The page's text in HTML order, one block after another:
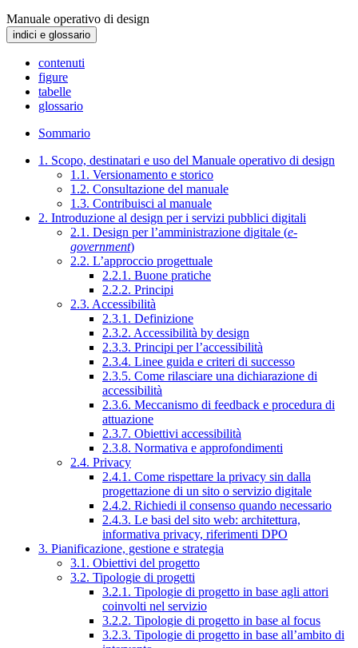
Manuale operativo di design
indici e glossario
contenuti
figure
tabelle
glossario
Sommario
1. Scopo, destinatari e uso del Manuale operativo di design
1.1. Versionamento e storico
1.2. Consultazione del manuale
1.3. Contribuisci al manuale
2. Introduzione al design per i servizi pubblici digitali
2.1. Design per l’amministrazione digitale (e-
government)
2.2. L’approccio progettuale
2.2.1. Buone pratiche
2.2.2. Principi
2.3. Accessibilità
2.3.1. Definizione
2.3.2. Accessibilità by design
2.3.3. Principi per l’accessibilità
2.3.4. Linee guida e criteri di successo
2.3.5. Come rilasciare una dichiarazione di
accessibilità
2.3.6. Meccanismo di feedback e procedura di
attuazione
2.3.7. Obiettivi accessibilità
2.3.8. Normativa e approfondimenti
2.4. Privacy
2.4.1. Come rispettare la privacy sin dalla
progettazione di un sito o servizio digitale
2.4.2. Richiedi il consenso quando necessario
2.4.3. Le basi del sito web: architettura,
informativa privacy, riferimenti DPO
3. Pianificazione, gestione e strategia
3.1. Obiettivi del progetto
3.2. Tipologie di progetti
3.2.1. Tipologie di progetto in base agli attori
coinvolti nel servizio
3.2.2. Tipologie di progetto in base al focus
3.2.3. Tipologie di progetto in base all’ambito di